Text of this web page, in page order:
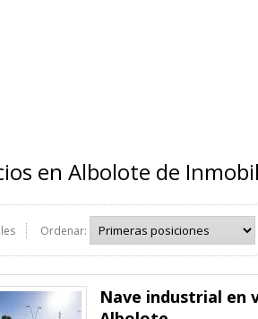
en Albolote de
Ordenar:
Nave industrial en